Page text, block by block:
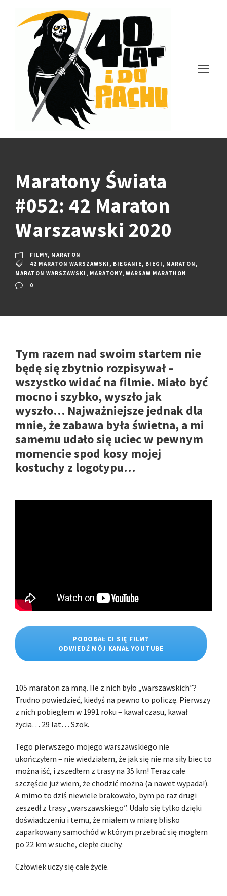
Maratony Świata
#052: 42 Maraton
Warszawski 2020
FILMY, MARATON
42 MARATON WARSZAWSKI , BIEGANIE, BIEGI , MARATON ,
MARATON WARSZAWSKI , MARATONY, WARSAW MARATHON
0
Tym razem nad swoim startem nie
będę się zbytnio rozpisywał –
wszystko widać na filmie. Miało być
mocno i szybko, wyszło jak
wyszło… Najważniejsze jednak dla
mnie, że zabawa była świetna, a mi
samemu udało się uciec w pewnym
momencie spod kosy mojej
kostuchy z logotypu…
PODOBAŁ CI SIĘ FILM?
ODWIEDŹ MÓJ KANAŁ YOUTUBE
105 maraton za mną. Ile z nich było „warszawskich”?
Trudno powiedzieć, kiedyś na pewno to policzę. Pierwszy
z nich pobiegłem w 1991 roku – kawał czasu, kawał
życia… 29 lat… Szok.
Tego pierwszego mojego warszawskiego nie
ukończyłem – nie wiedziałem, że jak się nie ma siły biec to
można iść, i zszedłem z trasy na 35 km! Teraz całe
szczęście już wiem, że chodzić można (a nawet wypada!).
A mimo to dziś niewiele brakowało, bym po raz drugi
zeszedł z trasy „warszawskiego”. Udało się tylko dzięki
doświadczeniu i temu, że miałem w miarę blisko
zaparkowany samochód w którym przebrać się mogłem
po 22 km w suche, ciepłe ciuchy.
Człowiek uczy się całe życie.